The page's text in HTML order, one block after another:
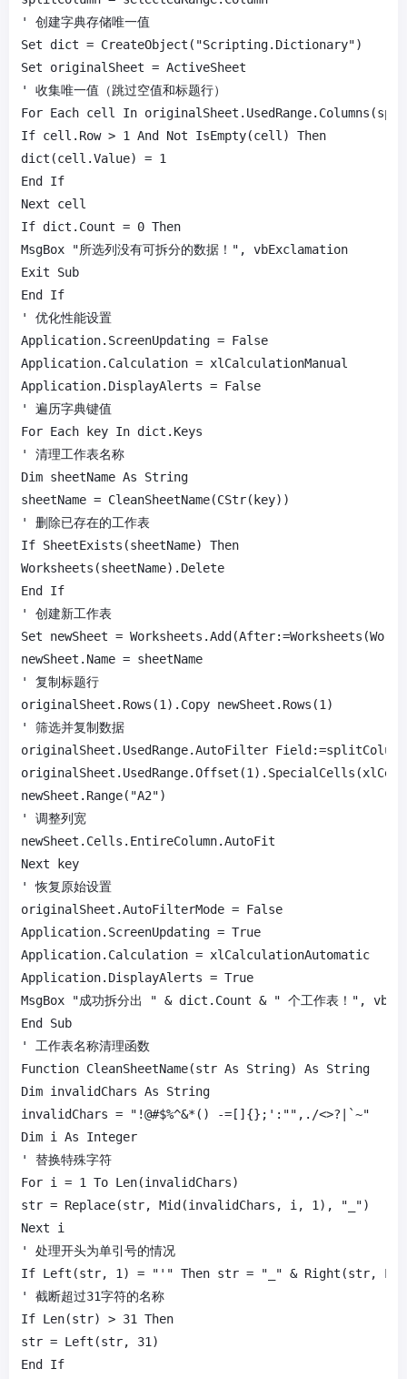
' 创建字典存储唯一值
Set dict = CreateObject("Scripting.Dictionary")
Set originalSheet = ActiveSheet
' 收集唯一值（跳过空值和标题行）
For Each cell In
If cell.Row > 1 And Not IsEmpty(cell) Then
dict(cell.Value) = 1
End If
Next cell
If dict.Count = 0 Then
MsgBox "所选列没有可拆分的数据！", vbExclamation
Exit Sub
End If
' 优化性能设置
Application.ScreenUpdating = False
Application.Calculation = xlCalculationManual
Application.DisplayAlerts = False
' 遍历字典键值
For Each key In dict.Keys
' 清理工作表名称
Dim sheetName As String
sheetName = CleanSheetName(CStr(key))
' 删除已存在的工作表
If SheetExists(sheetName) Then
Worksheets(sheetName).Delete
End If
' 创建新工作表
Set newSheet =
newSheet.Name = sheetName
' 复制标题行
originalSheet.Rows(1).Copy newSheet.Rows(1)
' 筛选并复制数据
originalSheet.UsedRange.AutoFilter
newSheet.Range("A2")
' 调整列宽
newSheet.Cells.EntireColumn.AutoFit
Next key
' 恢复原始设置
originalSheet.AutoFilterMode = False
Application.ScreenUpdating = True
Application.Calculation = xlCalculationAutomatic
Application.DisplayAlerts = True
MsgBox "成功拆分出 " & dict.Count & " 个工作表！",
End Sub
' 工作表名称清理函数
Function CleanSheetName(str As String) As String
Dim invalidChars As String
invalidChars = "!@#$%^&*() -=[]{};':"",./<>?|`~"
Dim i As Integer
' 替换特殊字符
For i = 1 To Len(invalidChars)
str = Replace(str, Mid(invalidChars, i, 1), "_")
Next i
' 处理开头为单引号的情况
If Left(str, 1) = "'" Then str = "_" & Right(str,
' 截断超过31字符的名称
If Len(str) > 31 Then
str = Left(str, 31)
End If